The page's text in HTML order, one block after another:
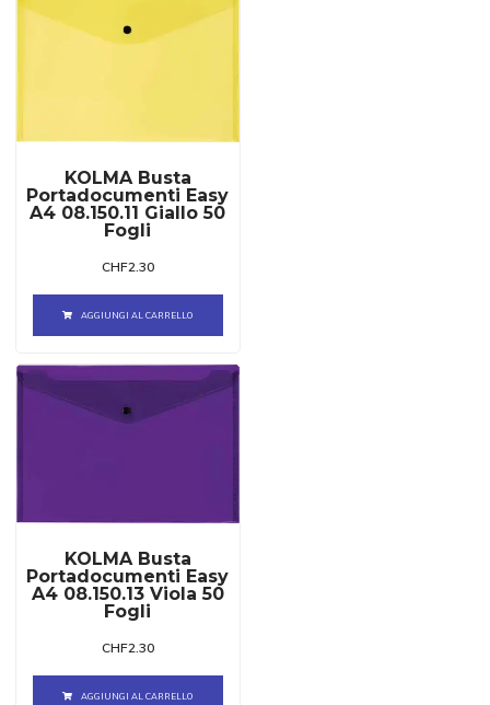
KOLMA Busta
Portadocumenti Easy
A4 08.150.11 Giallo 50
Fogli
CHF2.30
AGGIUNGI AL CARRELLO
KOLMA Busta
Portadocumenti Easy
A4 08.150.13 Viola 50
Fogli
CHF2.30
AGGIUNGI AL CARRELLO